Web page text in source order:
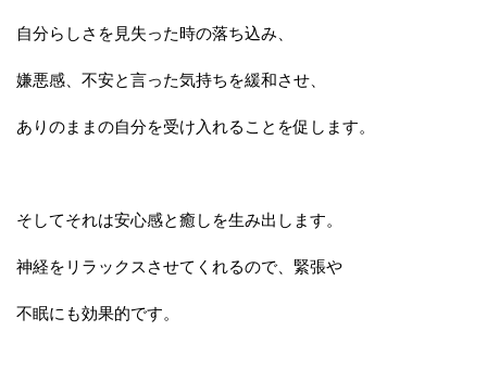
自分らしさを見失った時の落ち込み、
嫌悪感、不安と言った気持ちを緩和させ、
ありのままの自分を受け入れることを促します。
そしてそれは安心感と癒しを生み出します。
神経をリラックスさせてくれるので、緊張や
不眠にも効果的です。